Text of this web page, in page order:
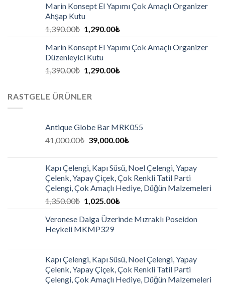
Marin Konsept El Yapımı Çok Amaçlı Organizer
Ahşap Kutu
1,390.00₺ 1,290.00₺
Marin Konsept El Yapımı Çok Amaçlı Organizer
Düzenleyici Kutu
1,390.00₺ 1,290.00₺
RASTGELE ÜRÜNLER
Antique Globe Bar MRK055
41,000.00₺ 39,000.00₺
Kapı Çelengi, Kapı Süsü, Noel Çelengi, Yapay
Çelenk, Yapay Çiçek, Çok Renkli Tatil Parti
Çelengi, Çok Amaçlı Hediye, Düğün Malzemeleri
1,350.00₺ 1,025.00₺
Veronese Dalga Üzerinde Mızraklı Poseidon
Heykeli MKMP329
Kapı Çelengi, Kapı Süsü, Noel Çelengi, Yapay
Çelenk, Yapay Çiçek, Çok Renkli Tatil Parti
Çelengi, Çok Amaçlı Hediye, Düğün Malzemeleri